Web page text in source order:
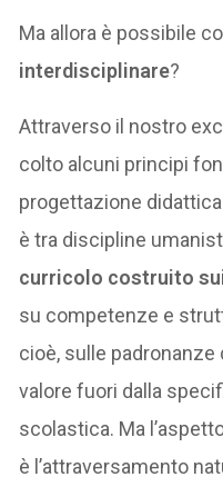
Ma allora è possibile
interdisciplinare?
Attraverso il nostro
colto alcuni principi
progettazione
è tra discipline
curricolo costruito
su competenze e
cioè, sulle
valore fuori dalla
scolastica. Ma
è l’attraversamento